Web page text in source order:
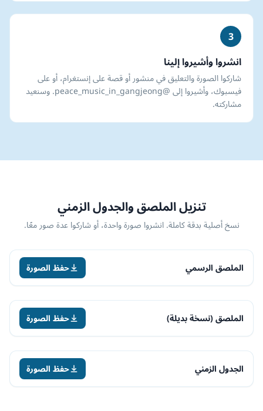
3
انشروا وأشيروا إلينا
شاركوا الصورة والتعليق في منشور أو قصة على إنستغرام، أو على
فيسبوك، وأشيروا إلى @peace_music_in_gangjeong. وسنعيد
مشاركته.
تنزيل الملصق والجدول الزمني
نسخ أصلية بدقة كاملة. انشروا صورة واحدة، أو شاركوا عدة صور معًا.
الملصق الرسمي حفظ الصورة
الملصق (نسخة بديلة) حفظ الصورة
الجدول الزمني حفظ الصورة